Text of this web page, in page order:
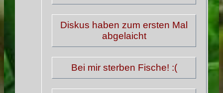
Diskus haben zum ersten Mal
abgelaicht
Bei mir sterben Fische! :(